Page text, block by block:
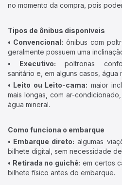
no momento da compra, pois
Tipos de ônibus disponíveis
• Convencional: ônibus com
geralmente possuem uma
• Executivo: poltronas
sanitário e, em alguns casos, água
• Leito ou Leito-cama: maior
mais longas, com ar-
água mineral.
Como funciona o embarque
• Embarque direto: algumas
bilhete digital, sem necessidade
• Retirada no guichê: em certos
bilhete físico antes do embarque.